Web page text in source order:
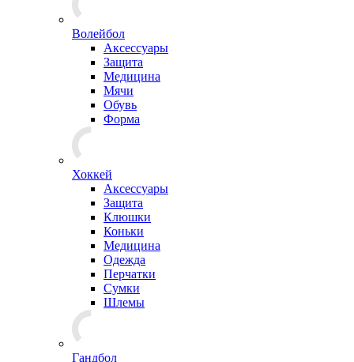
Волейбол
Аксессуары
Защита
Медицина
Мячи
Обувь
Форма
Хоккей
Аксессуары
Защита
Клюшки
Коньки
Медицина
Одежда
Перчатки
Сумки
Шлемы
Гандбол